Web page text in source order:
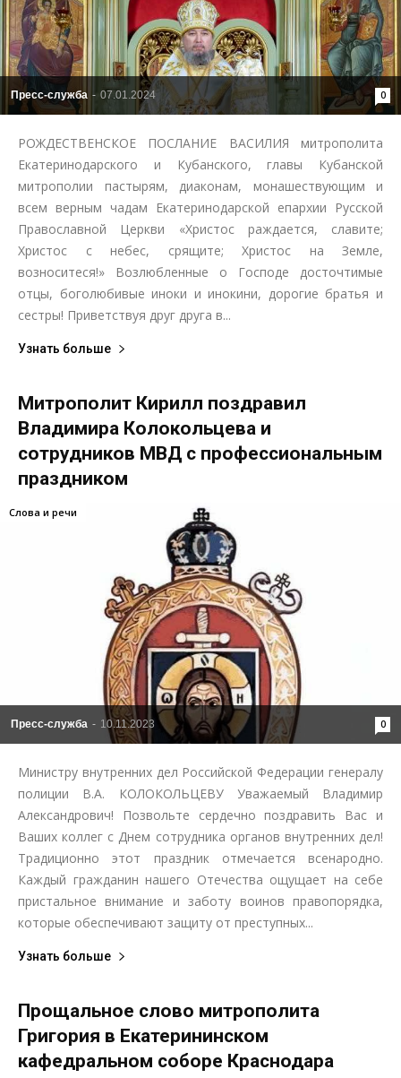
Пресс-служба - 07.01.2024 0
РОЖДЕСТВЕНСКОЕ ПОСЛАНИЕ ВАСИЛИЯ митрополита
Екатеринодарского и Кубанского, главы Кубанской
митрополии пастырям, диаконам, монашествующим и
всем верным чадам Екатеринодарской епархии Русской
Православной Церкви «Христос раждается, славите;
Христос с небес, срящите; Христос на Земле,
возноситеся!» Возлюбленные о Господе досточтимые
отцы, боголюбивые иноки и инокини, дорогие братья и
сестры! Приветствуя друг друга в...
Узнать больше
Митрополит Кирилл поздравил
Владимира Колокольцева и
сотрудников МВД с профессиональным
праздником
Пресс-служба - 10.11.2023 0
Слова и речи
Министру внутренних дел Российской Федерации генералу
полиции В.А. КОЛОКОЛЬЦЕВУ Уважаемый Владимир
Александрович! Позвольте сердечно поздравить Вас и
Ваших коллег с Днем сотрудника органов внутренних дел!
Традиционно этот праздник отмечается всенародно.
Каждый гражданин нашего Отечества ощущает на себе
пристальное внимание и заботу воинов правопорядка,
которые обеспечивают защиту от преступных...
Узнать больше
Прощальное слово митрополита
Григория в Екатерининском
кафедральном соборе Краснодара